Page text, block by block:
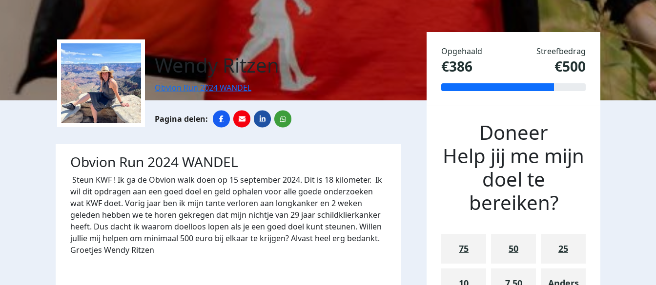
Wendy Ritzen
Obvion Run 2024 WANDEL
Obvion Run 2024 WANDEL
Steun KWF ! Ik ga de Obvion walk doen op 15 september 2024. Dit is 18 kilometer. Ik
wil dit opdragen aan een goed doel en geld ophalen voor alle goede onderzoeken
wat KWF doet. Vorig jaar ben ik mijn tante verloren aan longkanker en 2 weken
geleden hebben we te horen gekregen dat mijn nichtje van 29 jaar schildklierkanker
heeft. Dus dacht ik waarom doelloos lopen als je een goed doel kunt steunen. Willen
jullie mij helpen om minimaal 500 euro bij elkaar te krijgen? Alvast heel erg bedankt.
Groetjes Wendy Ritzen
Opgehaald
€386
Streefbedrag
€500
Doneer
Help jij me mijn
doel te
bereiken?
75 50 25